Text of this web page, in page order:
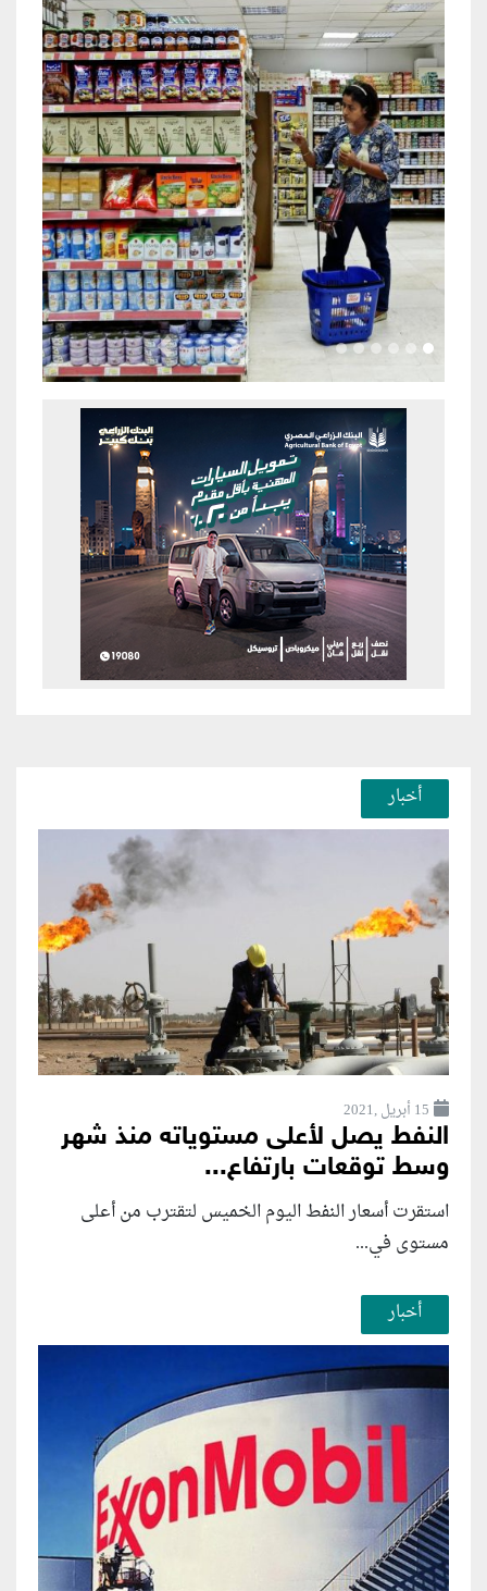
Previous Next
أخبار
15 أبريل ,2021
النفط يصل لأعلى مستوياته منذ شهر
وسط توقعات بارتفاع...
استقرت أسعار النفط اليوم الخميس لتقترب من أعلى
مستوى في...
أخبار